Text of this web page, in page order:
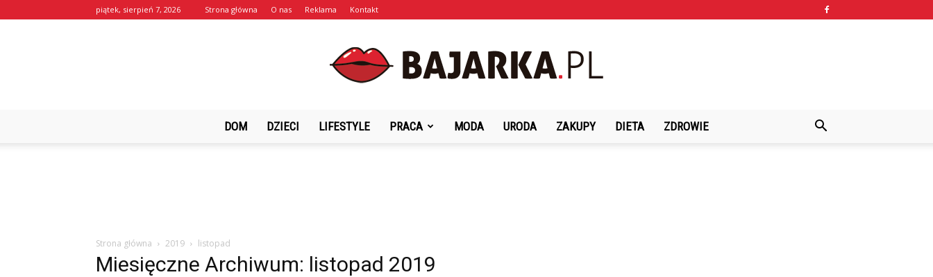
piątek, sierpień 7, 2026 Strona główna O nas Reklama Kontakt
Bajarka.pl
DOM DZIECI LIFESTYLE PRACA MODA URODA ZAKUPY DIETA ZDROWIE
Strona główna 2019 listopad
Miesięczne Archiwum: listopad 2019